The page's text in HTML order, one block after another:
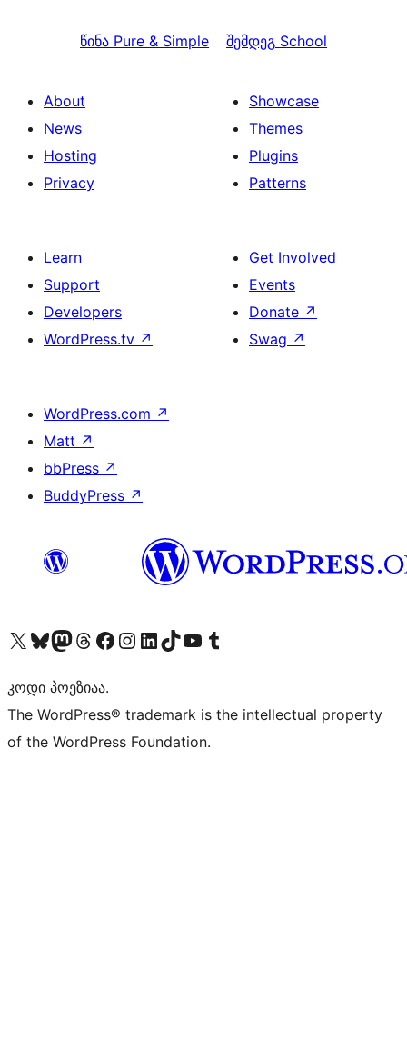
წინა Pure & Simple შემდეგ School
About
News
Hosting
Privacy
Showcase
Themes
Plugins
Patterns
Learn
Support
Developers
WordPress.tv ↗
Get Involved
Events
Donate ↗
Swag ↗
WordPress.com ↗
Matt ↗
bbPress ↗
BuddyPress ↗
Visit our X (formerly Twitter) account
Visit our Bluesky account
Visit our Mastodon account
Visit our Threads account
Visit our Facebook page
Visit our Instagram account
Visit our LinkedIn account
Visit our TikTok account
Visit our YouTube channel
Visit our Tumblr account
კოდი პოეზიაა.
The WordPress® trademark is the intellectual property
of the WordPress Foundation.